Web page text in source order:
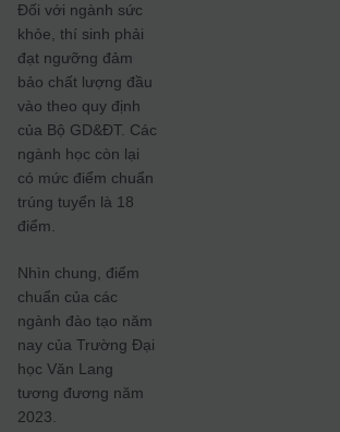
Đối với ngành sức
khỏe, thí sinh phải
đạt ngưỡng đảm
bảo chất lượng đầu
vào theo quy định
của Bộ GD&ĐT. Các
ngành học còn lại
có mức điểm chuẩn
trúng tuyển là 18
điểm.
Nhìn chung, điểm
chuẩn của các
ngành đào tạo năm
nay của Trường Đại
học Văn Lang
tương đương năm
2023.